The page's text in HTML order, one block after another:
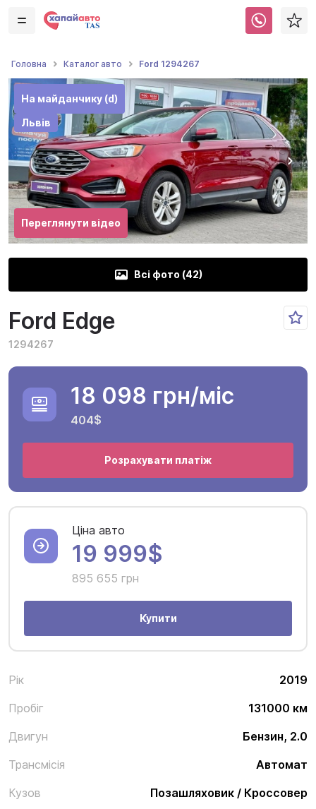
Головна Каталог авто Ford 1294267
На майданчику (d)
Львів
Переглянути відео
Всі фото (42)
Ford Edge
1294267
Рік
2019
Пробіг
131000 км
Двигун
Бензин, 2.0
Трансмісія
Автомат
Кузов
Позашляховик / Кроссовер
18 098 грн/міс
404$
Розрахувати платіж
Ціна авто
19 999$
895 655 грн
Купити